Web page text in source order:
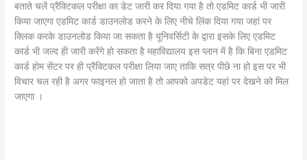
बताते चलें प्रैक्टिकल परीक्षा का डेट जारी कर दिया गया है तो एडमिट कार्ड भी जारी
किया जाएगा एडमिट कार्ड डाउनलोड करने के लिए नीचे लिंक दिया गया जहां पर
क्लिक करके डाउनलोड किया जा सकता है यूनिवर्सिटी के द्वारा इसके लिए एडमिट
कार्ड भी जल्द ही जारी करेंगे हो सकता है महाविद्यालय इस प्लान में है कि बिना एडमिट
कार्ड होम सेंटर पर ही प्रैक्टिकल परीक्षा लिया जाए ताकि सत्र पीछे ना हो इस पर भी
विचार चल रही है अगर फाइनल हो जाता है तो आपको अपडेट यहां पर देखने को मिल
जाएगा ।